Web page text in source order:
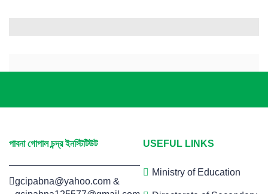
পাবনা গোপাল চন্দ্র ইনস্টিটিউট
gcipabna@yahoo.com &
USEFUL LINKS
Ministry of Education